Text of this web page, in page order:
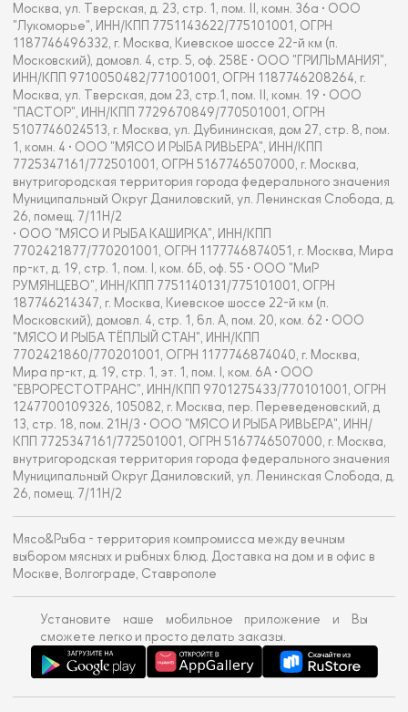
Москва, ул. Тверская, д. 23, стр. 1, пом. II, комн. 36а • ООО
"Лукоморье", ИНН/КПП 7751143622/775101001, ОГРН
1187746496332, г. Москва, Киевское шоссе 22-й км (п.
Московский), домовл. 4, стр. 5, оф. 258Е • ООО "ГРИЛЬМАНИЯ",
ИНН/КПП 9710050482/771001001, ОГРН 1187746208264, г.
Москва, ул. Тверская, дом 23, стр.1, пом. II, комн. 19 • ООО
"ПАСТОР", ИНН/КПП 7729670849/770501001, ОГРН
5107746024513, г. Москва, ул. Дубининская, дом 27, стр. 8, пом.
1, комн. 4 • ООО "МЯСО И РЫБА РИВЬЕРА", ИНН/КПП
7725347161/772501001, ОГРН 5167746507000, г. Москва,
внутригородская территория города федерального значения
Муниципальный Округ Даниловский, ул. Ленинская Слобода, д.
26, помещ. 7/11Н/2
• ООО "МЯСО И РЫБА КАШИРКА", ИНН/КПП
7702421877/770201001, ОГРН 1177746874051, г. Москва, Мира
пр-кт, д. 19, стр. 1, пом. I, ком. 6Б, оф. 55 • ООО "МиР
РУМЯНЦЕВО", ИНН/КПП 7751140131/775101001, ОГРН
187746214347, г. Москва, Киевское шоссе 22-й км (п.
Московский), домовл. 4, стр. 1, бл. А, пом. 20, ком. 62 • ООО
"МЯСО И РЫБА ТЁПЛЫЙ СТАН", ИНН/КПП
7702421860/770201001, ОГРН 1177746874040, г. Москва,
Мира пр-кт, д. 19, стр. 1, эт. 1, пом. I, ком. 6А • ООО
"ЕВРОРЕСТОТРАНС", ИНН/КПП 9701275433/770101001, ОГРН
1247700109326, 105082, г. Москва, пер. Переведеновский, д
13, стр. 18, пом. 21Н/3 • ООО "МЯСО И РЫБА РИВЬЕРА", ИНН/
КПП 7725347161/772501001, ОГРН 5167746507000, г. Москва,
внутригородская территория города федерального значения
Муниципальный Округ Даниловский, ул. Ленинская Слобода, д.
26, помещ. 7/11Н/2
Мясо&Рыба - территория компромисса между вечным
выбором мясных и рыбных блюд. Доставка на дом и в офис в
Москве, Волгограде, Ставрополе
Установите наше мобильное приложение и Вы
сможете легко и просто делать заказы.